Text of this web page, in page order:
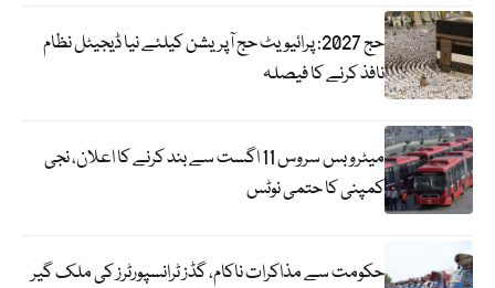
حج 2027: پرائیویٹ حج آپریشن کیلئے نیا ڈیجیٹل نظام
نافذ کرنے کا فیصلہ
میٹرو بس سروس 11 اگست سے بند کرنے کا اعلان، نجی
کمپنی کا حتمی نوٹس
حکومت سے مذاکرات ناکام، گڈز ٹرانسپورٹرز کی ملک گیر